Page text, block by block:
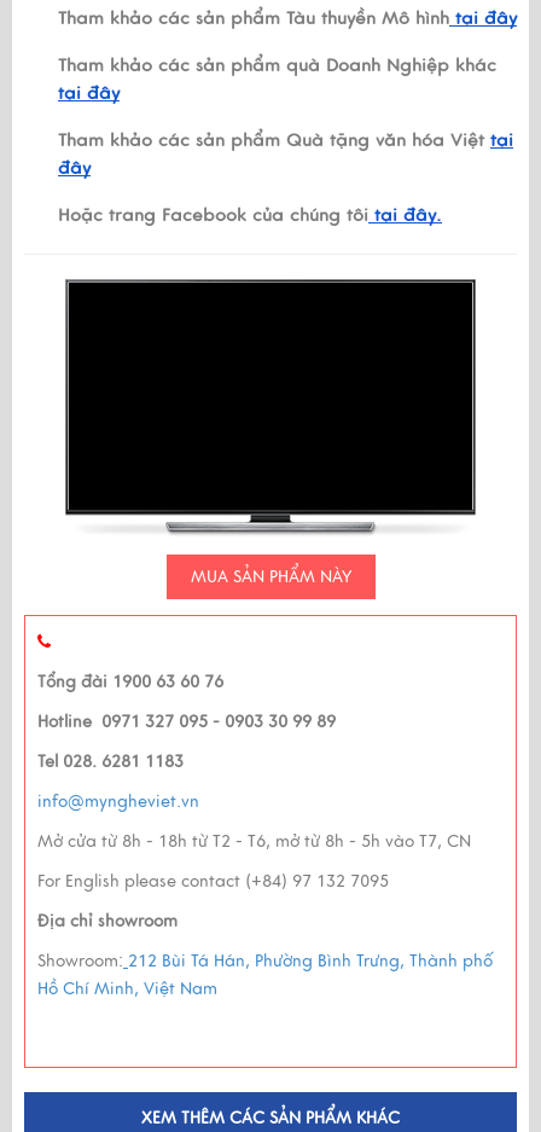
Tham khảo các sản phẩm Tàu thuyền Mô hình tại đây
Tham khảo các sản phẩm quà Doanh Nghiệp khác
tại đây
Tham khảo các sản phẩm Quà tặng văn hóa Việt tại
đây
Hoặc trang Facebook của chúng tôi tại đây.
MUA SẢN PHẨM NÀY
Tổng đài 1900 63 60 76
Hotline 0971 327 095 - 0903 30 99 89
Tel 028. 6281 1183
info@myngheviet.vn
Mở cửa từ 8h - 18h từ T2 - T6, mở từ 8h - 5h vào T7, CN
For English please contact (+84) 97 132 7095
Địa chỉ showroom
Showroom: 212 Bùi Tá Hán, Phường Bình Trưng, Thành phố
Hồ Chí Minh, Việt Nam
XEM THÊM CÁC SẢN PHẨM KHÁC